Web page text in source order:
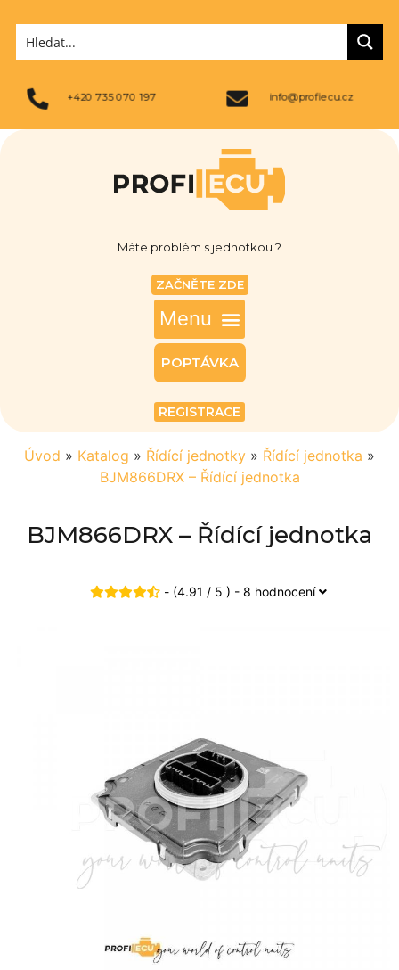
+420 735 070 197 info@profiecu.cz
Máte problém s jednotkou ?
ZAČNĚTE ZDE
POPTÁVKA
REGISTRACE
Úvod » Katalog » Řídící jednotky » Řídící jednotka »
BJM866DRX – Řídící jednotka
BJM866DRX – Řídící jednotka
- (4.91 / 5 ) - 8 hodnocení